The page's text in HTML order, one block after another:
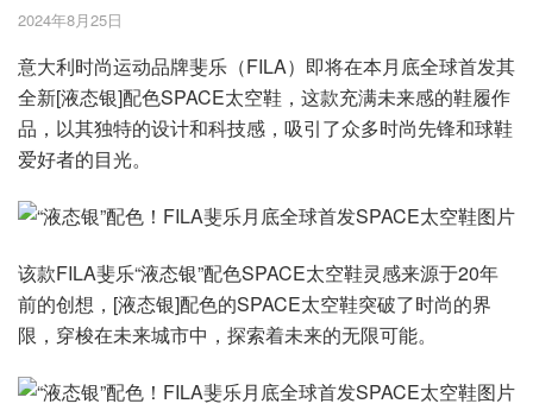
2024年8月25日
意大利时尚运动品牌斐乐（FILA）即将在本月底全球首发其
全新[液态银]配色SPACE太空鞋，这款充满未来感的鞋履作
品，以其独特的设计和科技感，吸引了众多时尚先锋和球鞋
爱好者的目光。
该款FILA斐乐“液态银”配色SPACE太空鞋灵感来源于20年
前的创想，[液态银]配色的SPACE太空鞋突破了时尚的界
限，穿梭在未来城市中，探索着未来的无限可能。